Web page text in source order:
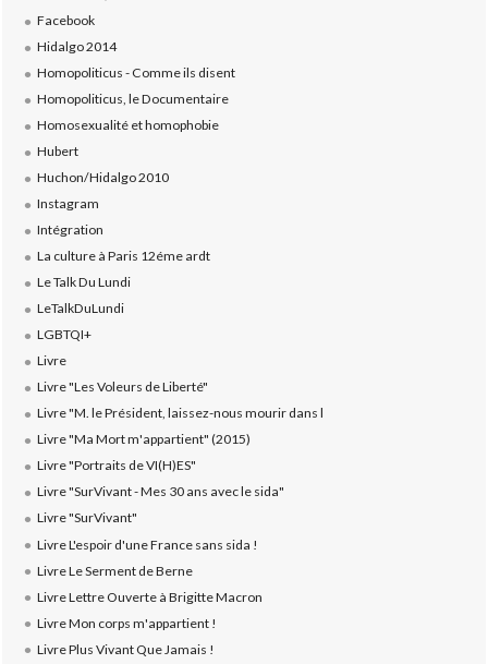
Facebook
Hidalgo 2014
Homopoliticus - Comme ils disent
Homopoliticus, le Documentaire
Homosexualité et homophobie
Hubert
Huchon/Hidalgo 2010
Instagram
Intégration
La culture à Paris 12éme ardt
Le Talk Du Lundi
LeTalkDuLundi
LGBTQI+
Livre
Livre "Les Voleurs de Liberté"
Livre "M. le Président, laissez-nous mourir dans l
Livre "Ma Mort m'appartient" (2015)
Livre "Portraits de VI(H)ES"
Livre "SurVivant - Mes 30 ans avec le sida"
Livre "SurVivant"
Livre L'espoir d'une France sans sida !
Livre Le Serment de Berne
Livre Lettre Ouverte à Brigitte Macron
Livre Mon corps m'appartient !
Livre Plus Vivant Que Jamais !